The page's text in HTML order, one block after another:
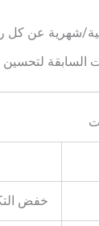
شهرية عن كل
السابقة
خفض